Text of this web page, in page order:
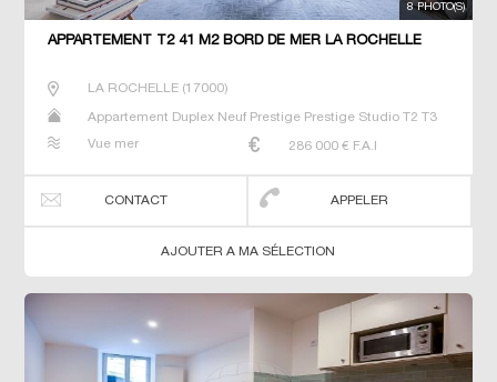
8 PHOTO(S)
APPARTEMENT T2 41 M2 BORD DE MER LA ROCHELLE
LA ROCHELLE(17000)
Appartement Duplex Neuf Prestige Prestige Studio T2 T3
Vue mer
286 000 € F.A.I
CONTACT APPELER
AJOUTER A MA SÉLECTION